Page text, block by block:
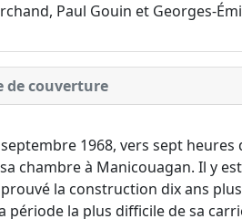
Paul Gouin et Georges-
de couverture
septembre 1968, vers sept
chambre à Manicouagan. Il y
la construction dix ans
période la plus difficile de sa